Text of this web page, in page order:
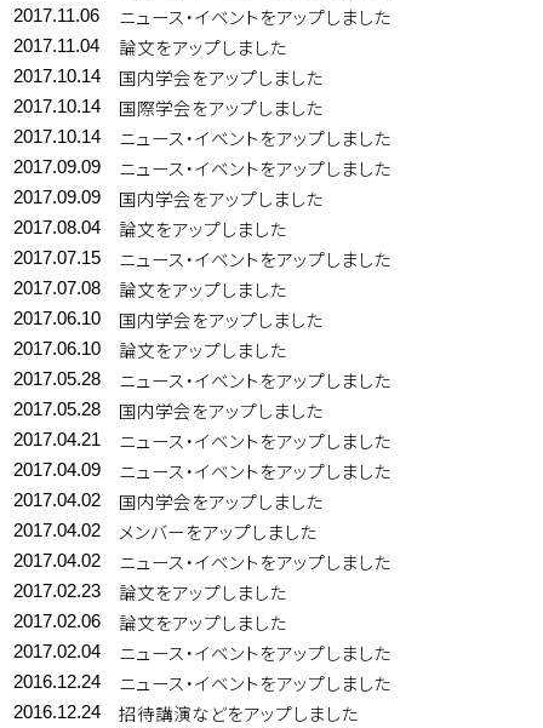
2017.11.06 ニュース・イベントをアップしました
2017.11.04 論文をアップしました
2017.10.14 国内学会をアップしました
2017.10.14 国際学会をアップしました
2017.10.14 ニュース・イベントをアップしました
2017.09.09 ニュース・イベントをアップしました
2017.09.09 国内学会をアップしました
2017.08.04 論文をアップしました
2017.07.15 ニュース・イベントをアップしました
2017.07.08 論文をアップしました
2017.06.10 国内学会をアップしました
2017.06.10 論文をアップしました
2017.05.28 ニュース・イベントをアップしました
2017.05.28 国内学会をアップしました
2017.04.21 ニュース・イベントをアップしました
2017.04.09 ニュース・イベントをアップしました
2017.04.02 国内学会をアップしました
2017.04.02 メンバーをアップしました
2017.04.02 ニュース・イベントをアップしました
2017.02.23 論文をアップしました
2017.02.06 論文をアップしました
2017.02.04 ニュース・イベントをアップしました
2016.12.24 ニュース・イベントをアップしました
2016.12.24 招待講演などをアップしました